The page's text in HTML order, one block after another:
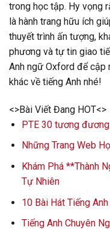
trong học tập. Hy vọng
là hành trang hữu ích
thuyết trình ấn tượng,
phương và tự tin giao
Anh ngữ Oxford để cập
khác về tiếng Anh nhé!
<>Bài Viết Đang HOT<>
PTE 30 tương
Những Trang Web
Khám Phá **Thành
Tự Nhiên
10 Bài Hát Tiếng
Tiếng Anh Chuyên